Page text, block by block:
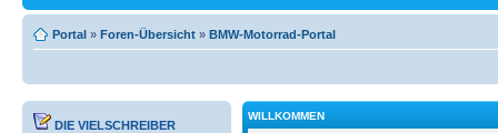
Portal » Foren-Übersicht » BMW-Motorrad-Portal
DIE VIELSCHREIBER
WILLKOMMEN